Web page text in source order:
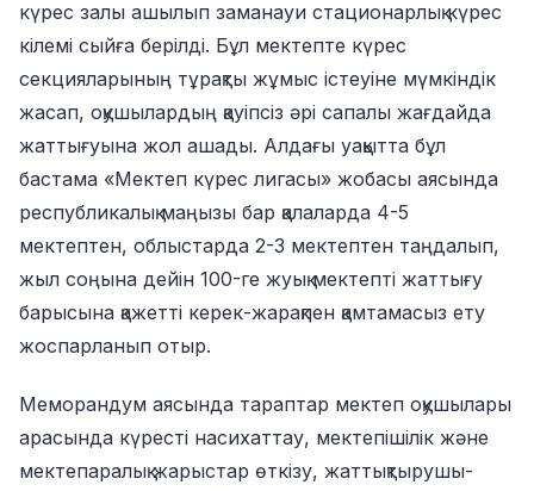
күрес залы ашылып заманауи стационарлық күрес
кілемі сыйға берілді. Бұл мектепте күрес
секцияларының тұрақты жұмыс істеуіне мүмкіндік
жасап, оқушылардың қауіпсіз әрі сапалы жағдайда
жаттығуына жол ашады. Алдағы уақытта бұл
бастама «Мектеп күрес лигасы» жобасы аясында
республикалық маңызы бар қалаларда 4-5
мектептен, облыстарда 2-3 мектептен таңдалып,
жыл соңына дейін 100-ге жуық мектепті жаттығу
барысына қажетті керек-жарақпен қамтамасыз ету
жоспарланып отыр.
Меморандум аясында тараптар мектеп оқушылары
арасында күресті насихаттау, мектепішілік және
мектепаралық жарыстар өткізу, жаттықтырушы-